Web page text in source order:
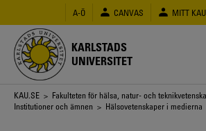
huvudinnehåll
A-Ö CANVAS MITT KAU
KARLSTADS
UNIVERSITET
Länkstig
KAU.SE > Fakulteten för hälsa, natur- och
Institutioner och ämnen > Hälsovetenskaper i medierna